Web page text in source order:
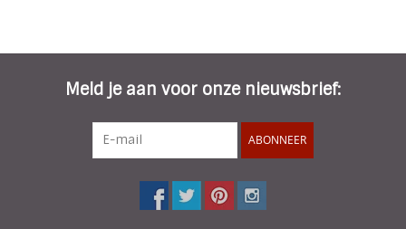
Meld je aan voor onze nieuwsbrief:
ABONNEER